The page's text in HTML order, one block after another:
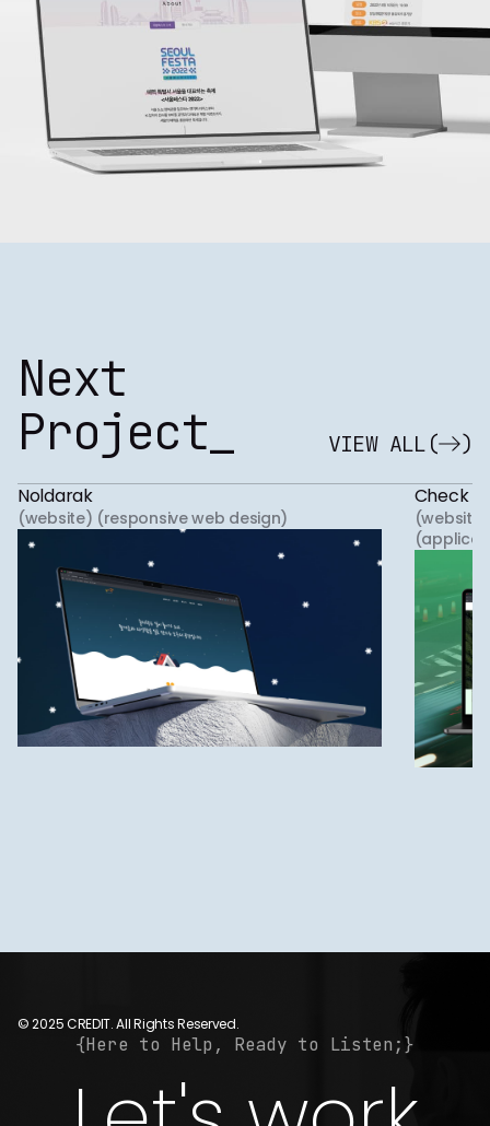
Next
Project_
VIEW ALL( )
Noldarak
(website) (responsive web design)
Check
© 2025 CREDIT. All Rights Reserved.
{Here to Help, Ready to Listen;}